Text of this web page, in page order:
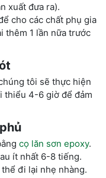
xuất đưa ra).
cho các chất phụ gia
thêm 1 lần nữa trước
tôi sẽ thực hiện
thiểu 4-6 giờ để đảm
cọ lăn sơn epoxy.
ít nhất 6-8 tiếng.
đi lại nhẹ nhàng.